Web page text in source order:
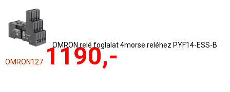
OMRON relé foglalat 4morse reléhez PYF14-ESS-B
OMRON127 1190,-